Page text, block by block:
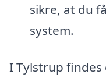
sikre, at du
system.
I Tylstrup